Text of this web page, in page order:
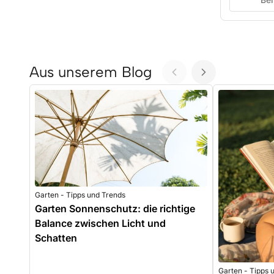
Aus unserem Blog
Garten - Tipps und Trends
Garten Sonnenschutz: die richtige
Balance zwischen Licht und
Schatten
Garten - Tipps